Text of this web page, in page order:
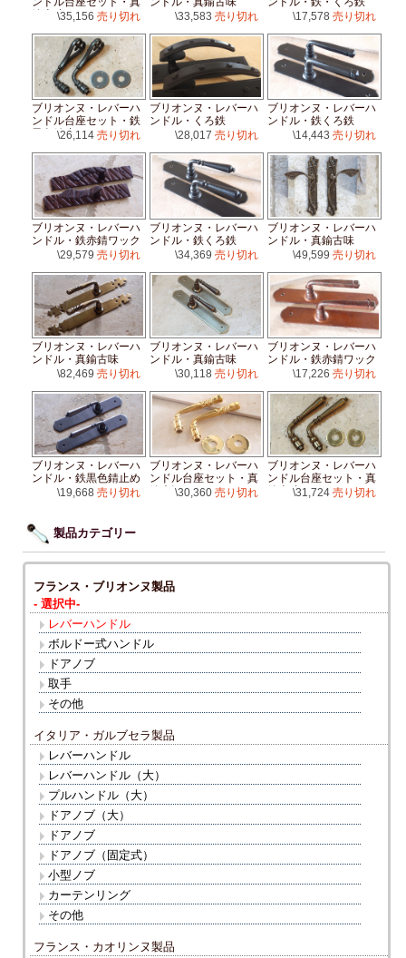
鍮古味\35,156 売り切れ
\33,583 売り切れ
\17,578 売り切れ
ブリオンヌ・レバーハ
ンドル台座セット・鉄
黒色錆止め
\26,114 売り切れ
ブリオンヌ・レバーハ
ンドル・くろ鉄
\28,017 売り切れ
ブリオンヌ・レバーハ
ンドル・鉄くろ鉄
\14,443 売り切れ
ブリオンヌ・レバーハ
ンドル・鉄赤錆ワック
\29,579 売り切れ
ブリオンヌ・レバーハ
ンドル・鉄くろ鉄
\34,369 売り切れ
ブリオンヌ・レバーハ
ンドル・真鍮古味
\49,599 売り切れ
ブリオンヌ・レバーハ
ンドル・真鍮古味
\82,469 売り切れ
ブリオンヌ・レバーハ
ンドル・真鍮古味
\30,118 売り切れ
ブリオンヌ・レバーハ
ンドル・鉄赤錆ワック
\17,226 売り切れ
ブリオンヌ・レバーハ
ンドル・鉄黒色錆止め
\19,668 売り切れ
ブリオンヌ・レバーハ
ンドル台座セット・真
鍮光沢\30,360 売り切れ
ブリオンヌ・レバーハ
ンドル台座セット・真
鍮古味\31,724 売り切れ
製品カテゴリー
イタリア・ガルブセラ製品
レバーハンドル
レバーハンドル（大）
プルハンドル（大）
ドアノブ（大）
ドアノブ
ドアノブ（固定式）
小型ノブ
カーテンリング
その他
フランス・ブリオンヌ製品
- 選択中-
レバーハンドル
ボルドー式ハンドル
ドアノブ
取手
その他
フランス・カオリンヌ製品